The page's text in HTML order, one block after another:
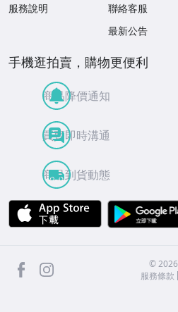
服務說明
聯絡客服
最新公告
手機逛拍賣，購物更便利
商品降價通知
買賣即時溝通
商品到貨動態
APP Store
facebook ©2026
服務條款